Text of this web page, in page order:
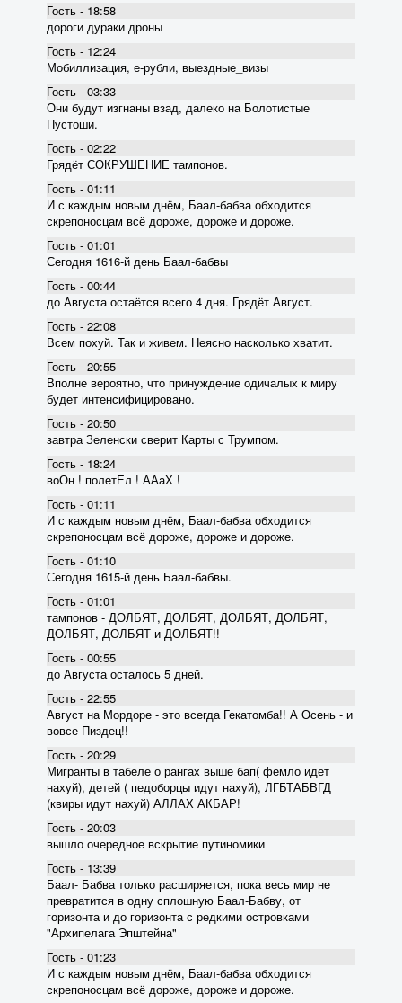
Гость - 18:58
дороги дураки дроны
Гость - 12:24
Мобиллизация, е-рубли, выездные_визы
Гость - 03:33
Они будут изгнаны взад, далеко на Болотистые
Пустоши.
Гость - 02:22
Грядёт СОКРУШЕНИЕ тампонов.
Гость - 01:11
И с каждым новым днём, Баал-бабва обходится
скрепоносцам всё дороже, дороже и дороже.
Гость - 01:01
Сегодня 1616-й день Баал-бабвы
Гость - 00:44
до Августа остаётся всего 4 дня. Грядёт Август.
Гость - 22:08
Всем похуй. Так и живем. Неясно насколько хватит.
Гость - 20:55
Вполне вероятно, что принуждение одичалых к миру
будет интенсифицировано.
Гость - 20:50
завтра Зеленски сверит Карты с Трумпом.
Гость - 18:24
воОн ! полетЕл ! ААаХ !
Гость - 01:11
И с каждым новым днём, Баал-бабва обходится
скрепоносцам всё дороже, дороже и дороже.
Гость - 01:10
Сегодня 1615-й день Баал-бабвы.
Гость - 01:01
тампонов - ДОЛБЯТ, ДОЛБЯТ, ДОЛБЯТ, ДОЛБЯТ,
ДОЛБЯТ, ДОЛБЯТ и ДОЛБЯТ!!
Гость - 00:55
до Августа осталось 5 дней.
Гость - 22:55
Август на Мордоре - это всегда Гекатомба!! А Осень - и
вовсе Пиздец!!
Гость - 20:29
Мигранты в табеле о рангах выше бап( фемло идет
нахуй), детей ( педоборцы идут нахуй), ЛГБТАБВГД
(квиры идут нахуй) АЛЛАХ АКБАР!
Гость - 20:03
вышло очередное вскрытие пyтиномики
Гость - 13:39
Баал- Бабва только расширяется, пока весь мир не
превратится в одну сплошную Баал-Бабву, от
горизонта и до горизонта с редкими островками
"Архипелага Эпштейна"
Гость - 01:23
И с каждым новым днём, Баал-бабва обходится
скрепоносцам всё дороже, дороже и дороже.